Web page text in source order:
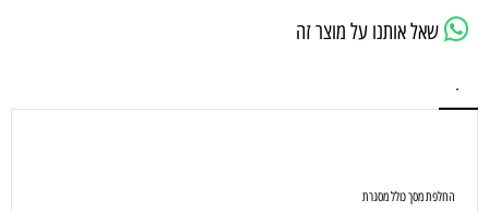
שאל אותנו על מוצר זה
.
החלפת מסך כולל מסגרת